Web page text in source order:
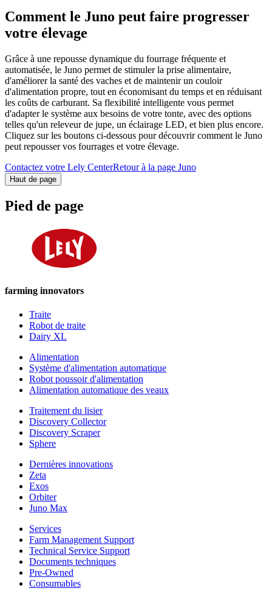
Comment le Juno peut faire progresser
votre élevage
Grâce à une repousse dynamique du fourrage fréquente et
automatisée, le Juno permet de stimuler la prise alimentaire,
d'améliorer la santé des vaches et de maintenir un couloir
d'alimentation propre, tout en économisant du temps et en réduisant
les coûts de carburant. Sa flexibilité intelligente vous permet
d'adapter le système aux besoins de votre tonte, avec des options
telles qu'un releveur de jupe, un éclairage LED, et bien plus encore.
Cliquez sur les boutons ci-dessous pour découvrir comment le Juno
peut repousser vos fourrages et votre élevage.
Contactez votre Lely CenterRetour à la page Juno
Haut de page
Pied de page
farming innovators
Traite
Robot de traite
Dairy XL
Alimentation
Système d'alimentation automatique
Robot poussoir d'alimentation
Alimentation automatique des veaux
Traitement du lisier
Discovery Collector
Discovery Scraper
Sphere
Dernières innovations
Zeta
Exos
Orbiter
Juno Max
Services
Farm Management Support
Technical Service Support
Documents techniques
Pre-Owned
Consumables